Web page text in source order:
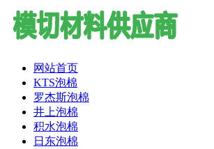
网站首页
KTS泡棉
罗杰斯泡棉
井上泡棉
积水泡棉
日东泡棉